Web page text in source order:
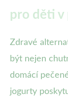
pro děti v
Zdravé
být nejen
domácí
jogurty